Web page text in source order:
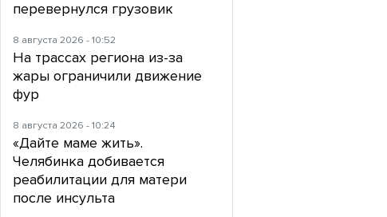
перевернулся грузовик
8 августа 2026 - 10:52
На трассах региона из-за
жары ограничили движение
фур
8 августа 2026 - 10:24
«Дайте маме жить».
Челябинка добивается
реабилитации для матери
после инсульта